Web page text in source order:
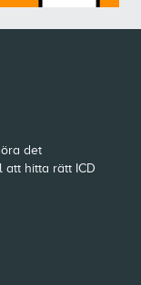
det
hitta rätt ICD